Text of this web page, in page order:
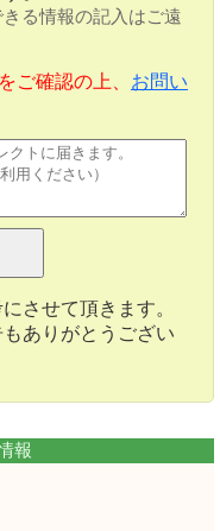
る情報の記入はご遠
をご確認の上、 お問い
させて頂きます。
ありがとうござい
報